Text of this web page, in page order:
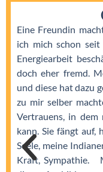
Eine Freundin
ich mich schon
Energiearbeit
doch eher fremd.
und diese hat dazu
zu mir selber
Vertrauens, in dem
kann. Sie fängt auf,
Seele, meine
Kraft, Sympathie.